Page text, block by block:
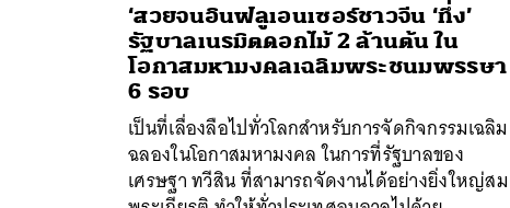
‘สวยจนอินฟลูเอนเซอร์ชาวจีน ‘ทึ่ง’
รัฐบาลเนรมิตดอกไม้ 2 ล้านต้น ใน
โอกาสมหามงคลเฉลิมพระชนมพรรษา
6 รอบ
เป็นที่เลื่องลือไปทั่วโลกสำหรับการจัดกิจกรรมเฉลิม
ฉลองในโอกาสมหามงคล ในการที่รัฐบาลของ
เศรษฐา ทวีสิน ที่สามารถจัดงานได้อย่างยิ่งใหญ่สม
ค้นหา